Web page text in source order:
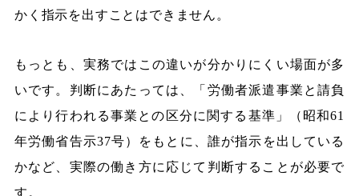
かく指示を出すことはできません。
もっとも、実務ではこの違いが分かりにくい場面が多
いです。判断にあたっては、「労働者派遣事業と請負
により行われる事業との区分に関する基準」（昭和61
年労働省告示37号）をもとに、誰が指示を出している
かなど、実際の働き方に応じて判断することが必要で
す。